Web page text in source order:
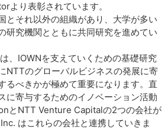
より表彰されています。
とそれ以外の組織があり、大学が多い
研究機関とともに共同研究を進めてい
、IOWNを支えていくための基礎研究
NTTのグローバルビジネスの発展に寄
るべきかが極めて重要になります。直
に寄与するためのイノベーション活動
とNTT Venture Capitalの2つの会社が
はこれらの会社と連携していきま